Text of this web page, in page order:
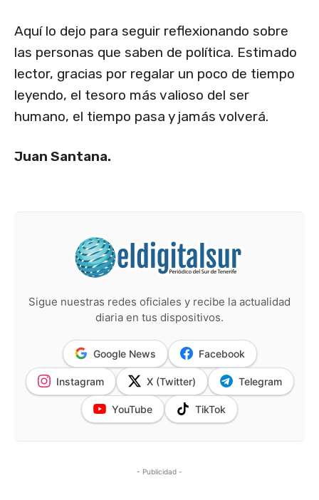
Aquí lo dejo para seguir reflexionando sobre
las personas que saben de política. Estimado
lector, gracias por regalar un poco de tiempo
leyendo, el tesoro más valioso del ser
humano, el tiempo pasa y jamás volverá.
Juan Santana.
Sigue nuestras redes oficiales y recibe la actualidad
diaria en tus dispositivos.
Google News Facebook
Instagram X (Twitter) Telegram
YouTube TikTok
- Publicidad -